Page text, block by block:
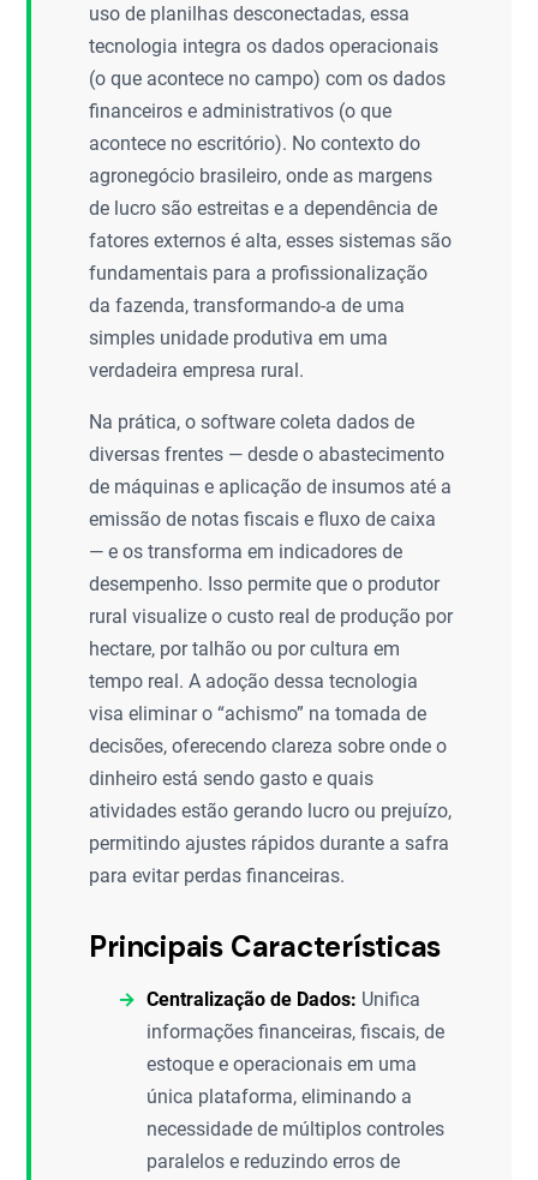
uso de planilhas desconectadas, essa
tecnologia integra os dados operacionais
(o que acontece no campo) com os dados
financeiros e administrativos (o que
acontece no escritório). No contexto do
agronegócio brasileiro, onde as margens
de lucro são estreitas e a dependência de
fatores externos é alta, esses sistemas são
fundamentais para a profissionalização
da fazenda, transformando-a de uma
simples unidade produtiva em uma
verdadeira empresa rural.
Na prática, o software coleta dados de
diversas frentes — desde o abastecimento
de máquinas e aplicação de insumos até a
emissão de notas fiscais e fluxo de caixa
— e os transforma em indicadores de
desempenho. Isso permite que o produtor
rural visualize o custo real de produção por
hectare, por talhão ou por cultura em
tempo real. A adoção dessa tecnologia
visa eliminar o “achismo” na tomada de
decisões, oferecendo clareza sobre onde o
dinheiro está sendo gasto e quais
atividades estão gerando lucro ou prejuízo,
permitindo ajustes rápidos durante a safra
para evitar perdas financeiras.
Principais Características
Centralização de Dados: Unifica
informações financeiras, fiscais, de
estoque e operacionais em uma
única plataforma, eliminando a
necessidade de múltiplos controles
paralelos e reduzindo erros de